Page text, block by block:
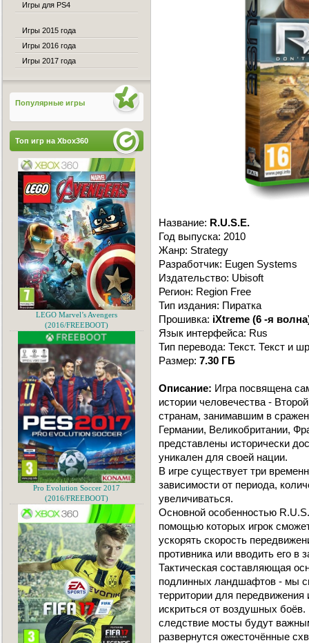
Название: R.U.S.E.
Год выпуска: 2010
Жанр: Strategy
Разработчик: Eugen Systems
Издательство: Ubisoft
Регион: Region Free
Тип издания: Пиратка
Прошивка: iXtreme (6 -я
Язык интерфейса: Rus
Тип перевода: Текст. Текст и
Размер: 7.30 ГБ
Описание: Игра посвящена
истории человечества -
странам, занимавшим в
Германии, Великобритании,
представлены исторически
уникален для своей нации.
В игре существует три
зависимости от периода,
увеличиваться.
Основной особенностью
помощью которых игрок
ускорять скорость
противника или вводить его
Тактическая составляющая
подлинных ландшафтов - мы
территории для
искриться от воздушных
следствие мосты будут
развернутся ожесточённые
Игры для PS4
Игры 2015 года
Игры 2016 года
Игры 2017 года
Популярные игры
Топ игр на Xbox360
LEGO Marvel’s Avengers
(2016/FREEBOOT)
Pro Evolution Soccer 2017
(2016/FREEBOOT)